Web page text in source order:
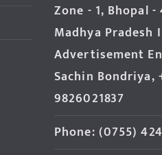
Zone - 1, Bhopal -
Madhya Pradesh
Advertisement
Sachin Bondriya,
9826021837
Phone: (0755)